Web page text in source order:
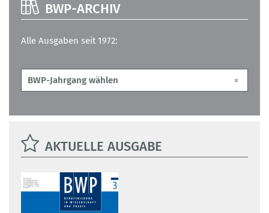
BWP-ARCHIV
Alle Ausgaben seit 1972:
AKTUELLE AUSGABE